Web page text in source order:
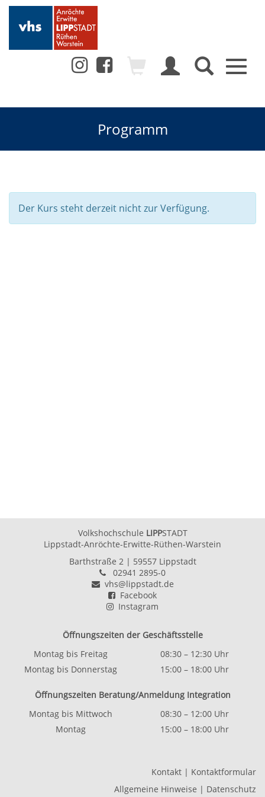
Toggle
Programm
Der Kurs steht derzeit nicht zur Verfügung.
Volkshochschule LIPPSTADT
Lippstadt-Anröchte-Erwitte-Rüthen-Warstein
Barthstraße 2| 59557 Lippstadt
02941 2895-0
vhs@lippstadt.de
Facebook
Instagram
Öffnungszeiten der Geschäftsstelle
Montag bis Freitag
08:30 – 12:30 Uhr
Montag bis Donnerstag
15:00 – 18:00 Uhr
Öffnungszeiten Beratung/Anmeldung Integration
Montag bis Mittwoch
08:30 – 12:00 Uhr
Montag
15:00 – 18:00 Uhr
Kontakt | Kontaktformular
Allgemeine Hinweise | Datenschutz